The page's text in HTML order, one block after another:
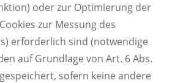
oder zur Optimierung der
zur Messung des
erforderlich sind (notwendige
auf Grundlage von Art. 6 Abs.
sofern keine andere